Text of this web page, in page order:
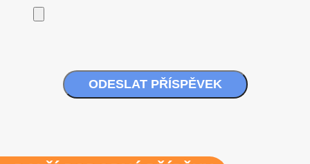
ODESLAT PŘÍSPĚVEK